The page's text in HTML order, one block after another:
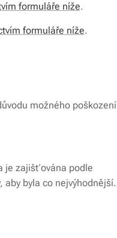
formuláře níže.
formuláře níže.
možného poškození
je zajišťována podle
aby byla co nejvýhodnější.